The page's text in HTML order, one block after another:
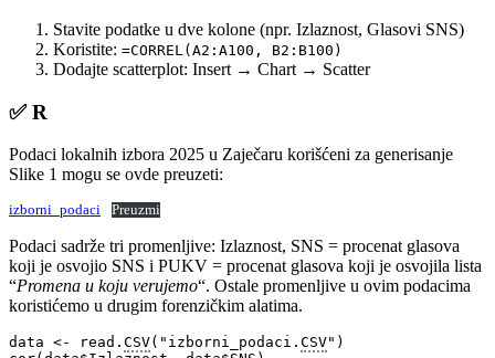
Stavite podatke u dve kolone (npr. Izlaznost, Glasovi SNS)
Koristite: =CORREL(A2:A100, B2:B100)
Dodajte scatterplot: Insert → Chart → Scatter
✅ R
Podaci lokalnih izbora 2025 u Zaječaru korišćeni za generisanje
Slike 1 mogu se ovde preuzeti:
izborni_podaci Preuzmi
Podaci sadrže tri promenljive: Izlaznost, SNS = procenat glasova
koji je osvojio SNS i PUKV = procenat glasova koji je osvojila lista
“Promena u koju verujemo“. Ostale promenljive u ovim podacima
koristićemo u drugim forenzičkim alatima.
data <- read. CSV("izborni_podaci. CSV")